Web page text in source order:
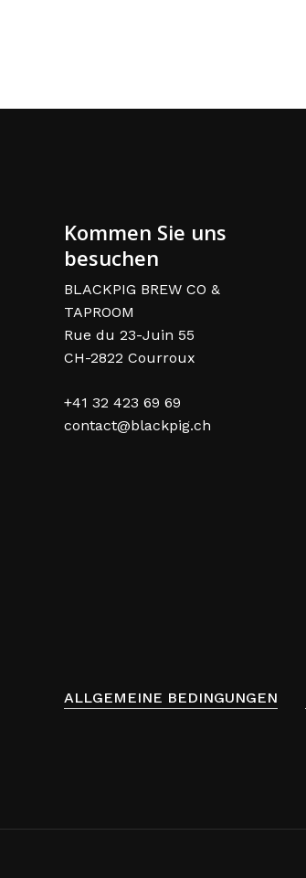
Kommen Sie uns
besuchen
BLACKPIG BREW CO &
TAPROOM
Rue du 23-Juin 55
CH-2822 Courroux
+41 32 423 69 69
contact@blackpig.ch
ALLGEMEINE BEDINGUNGEN